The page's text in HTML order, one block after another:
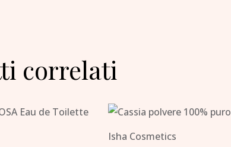
correlati
Isha Cosmetics